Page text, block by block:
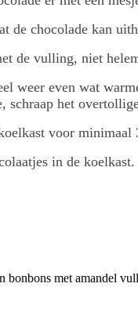
de chocolade kan
de vulling, niet
weer even wat
schraap het
voor
in de koelkast.
bonbons met amandel